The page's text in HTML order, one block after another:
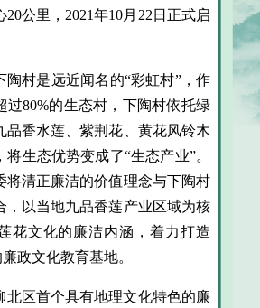
公里，2021年10月22日正式启
陶村是远近闻名的“彩虹村”，作
过80%的生态村，下陶村依托绿
品香水莲、紫荆花、黄花风铃木
生态优势变成了“生态产业”。
将清正廉洁的价值理念与下陶村
，以当地九品香莲产业区域为核
花文化的廉洁内涵，着力打造
廉政文化教育基地。
北区首个具有地理文化特色的廉